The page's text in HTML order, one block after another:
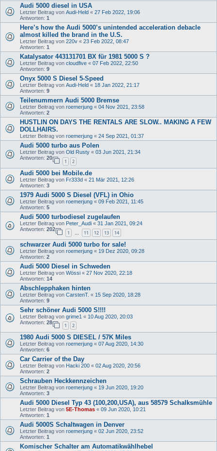
Audi 5000 diesel in USA
Letzter Beitrag von Audi-Held « 27 Feb 2022, 19:06
Antworten: 1
Here’s how the Audi 5000’s unintended acceleration debacle
almost killed the brand in the U.S.
Letzter Beitrag von 220v « 23 Feb 2022, 08:47
Antworten: 1
Katalysator 443131701 BX für 1981 5000 S ?
Letzter Beitrag von cloudfive « 07 Feb 2022, 22:50
Antworten: 9
Onyx 5000 S Diesel 5-Speed
Letzter Beitrag von Audi-Held « 18 Jan 2022, 21:17
Antworten: 9
Teilenummern Audi 5000 Bremse
Letzter Beitrag von roemerjung « 04 Nov 2021, 23:58
Antworten: 2
HUSTLIN ON DAYS THE RENTALS ARE SLOW.. MAKING A FEW
DOLLHAIRS.
Letzter Beitrag von roemerjung « 24 Sep 2021, 01:37
Audi 5000 turbo aus Polen
Letzter Beitrag von Old Rusty « 03 Jun 2021, 21:34
Antworten: 20
1 2
Audi 5000 bei Mobile.de
Letzter Beitrag von Fr333d « 21 Mär 2021, 12:26
Antworten: 3
1979 Audi 5000 S Diesel (VFL) in Ohio
Letzter Beitrag von roemerjung « 09 Feb 2021, 11:45
Antworten: 5
Audi 5000 turbodiesel zugelaufen
Letzter Beitrag von Peter_Audi « 31 Jan 2021, 09:24
Antworten: 202
1 … 11 12 13 14
schwarzer Audi 5000 turbo for sale!
Letzter Beitrag von roemerjung « 19 Dez 2020, 09:28
Antworten: 2
Audi 5000 Diesel in Schweden
Letzter Beitrag von Wössi « 27 Nov 2020, 22:18
Antworten: 14
Abschlepphaken hinten
Letzter Beitrag von CarstenT. « 15 Sep 2020, 18:28
Antworten: 9
Sehr schöner Audi 5000 S!!!!
Letzter Beitrag von grime1 « 10 Aug 2020, 20:03
Antworten: 28
1 2
1980 Audi 5000 S DIESEL / 57K Miles
Letzter Beitrag von roemerjung « 07 Aug 2020, 14:30
Antworten: 6
Car Carrier of the Day
Letzter Beitrag von Hacki 200 « 02 Aug 2020, 20:56
Antworten: 2
Schrauben Heckkennzeichen
Letzter Beitrag von roemerjung « 19 Jun 2020, 19:20
Antworten: 3
Audi 5000 Diesel Typ 43 (100,200,USA), aus 58579 Schalksmühle
Letzter Beitrag von 5E-Thomas « 09 Jun 2020, 10:21
Antworten: 1
Audi 5000S Schaltwagen in Denver
Letzter Beitrag von roemerjung « 02 Jun 2020, 23:52
Antworten: 1
Komischer Schalter am Automatikwählhebel